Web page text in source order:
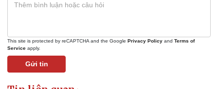
This site is protected by reCAPTCHA and the Google Privacy Policy and Terms of
Service apply.
Gửi tin